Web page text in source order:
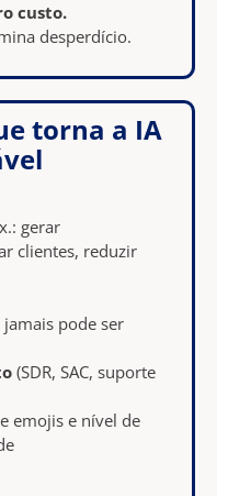
custo.
desperdício.
torna a IA
gerar
clientes, reduzir
jamais pode ser
(SDR, SAC, suporte
emojis e nível de